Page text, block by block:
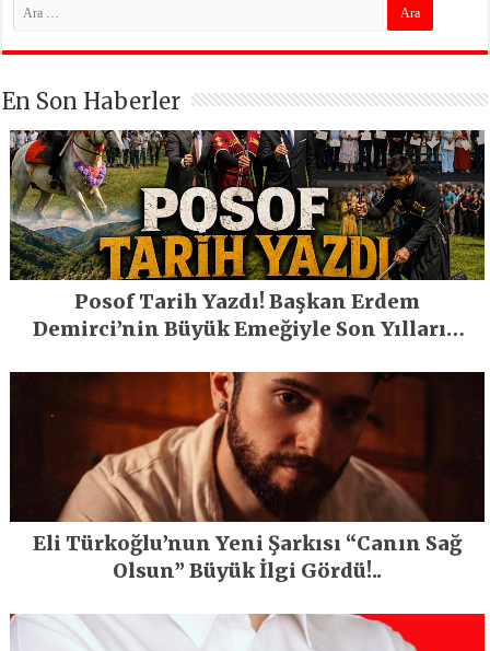
En Son Haberler
Posof Tarih Yazdı! Başkan Erdem
Demirci’nin Büyük Emeğiyle Son Yılların
Eli Türkoğlu’nun Yeni Şarkısı “Canın Sağ
Olsun” Büyük İlgi Gördü!..